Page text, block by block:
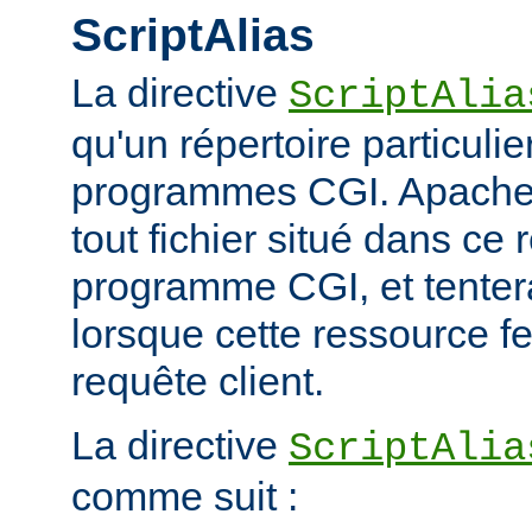
ScriptAlias
La directive
qu'un répertoire
programmes CGI.
tout fichier situé dans ce
programme CGI, et
lorsque cette ressource
requête client.
La directive
comme suit :